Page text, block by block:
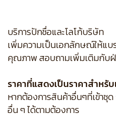
บริการปักชื่อและโลโก้บริษัท
เพิ่มความเป็นเอกลักษณ์ให้แ
คุณภาพ สอบถามเพิ่มเติมกับฝ่
ราคาที่แสดงเป็นราคาสำหรั
หากต้องการสินค้าอื่นๆที่เข้าชุ
อื่น ๆ ได้ตามต้องการ